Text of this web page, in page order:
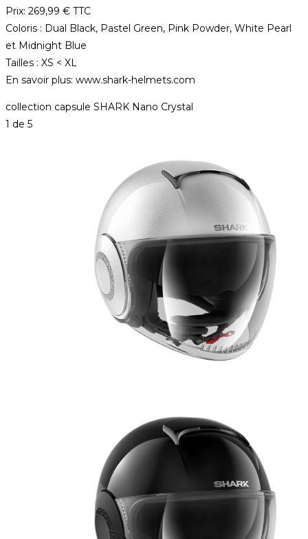
Prix: 269,99 € TTC
Coloris : Dual Black, Pastel Green, Pink Powder, White Pearl
et Midnight Blue
Tailles : XS < XL
En savoir plus: www.shark-helmets.com
collection capsule SHARK Nano Crystal
1 de 5